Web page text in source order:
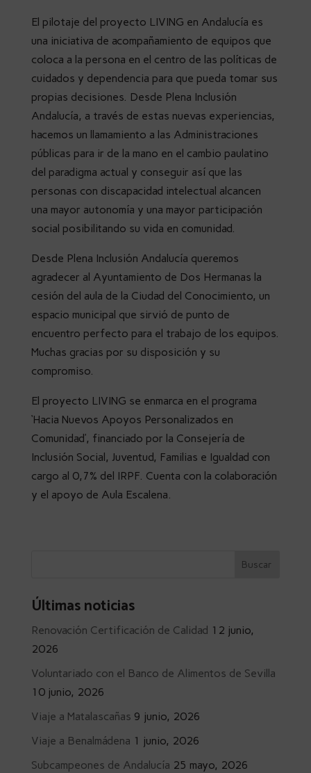
El pilotaje del proyecto LIVING en Andalucía es
una iniciativa de acompañamiento de equipos que
coloca a la persona en el centro de las políticas de
cuidados y dependencia para que pueda tomar sus
propias decisiones. Desde Plena Inclusión
Andalucía, a través de estas nuevas experiencias,
hacemos un llamamiento a las Administraciones
públicas para ir de la mano en el cambio paulatino
del paradigma actual y conseguir así que las
personas con discapacidad intelectual alcancen
una mayor autonomía y una mayor participación
social posibilitando su vida en comunidad.
Desde Plena Inclusión Andalucía queremos
agradecer al Ayuntamiento de Dos Hermanas la
cesión del aula de la Ciudad del Conocimiento, un
espacio municipal que sirvió de punto de
encuentro perfecto para el trabajo de los equipos.
Muchas gracias por su disposición y su
compromiso.
El proyecto LIVING se enmarca en el programa
‘Hacia Nuevos Apoyos Personalizados en
Comunidad’, financiado por la Consejería de
Inclusión Social, Juventud, Familias e Igualdad con
cargo al 0,7% del IRPF. Cuenta con la colaboración
y el apoyo de Aula Escalena.
Últimas noticias
Renovación Certificación de Calidad 12 junio,
2026
Voluntariado con el Banco de Alimentos de Sevilla
10 junio, 2026
Viaje a Matalascañas 9 junio, 2026
Viaje a Benalmádena 1 junio, 2026
Subcampeones de Andalucía 25 mayo, 2026